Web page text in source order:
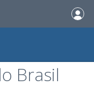
Brasil